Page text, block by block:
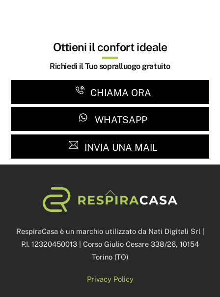
Ottieni il confort ideale
Richiedi il Tuo sopralluogo gratuito
CHIAMA ORA
WHATSAPP
INVIA UNA MAIL
Back
To
RespiraCasa è un marchio utilizzato da Nati Digitali Srl |
P.I. 12320450013 | Corso Giulio Cesare 338/26, 10154
Torino (TO)
Privacy Policy